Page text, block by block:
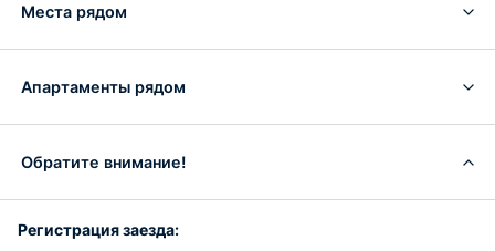
Места рядом
Апартаменты рядом
Обратите внимание!
Регистрация заезда: